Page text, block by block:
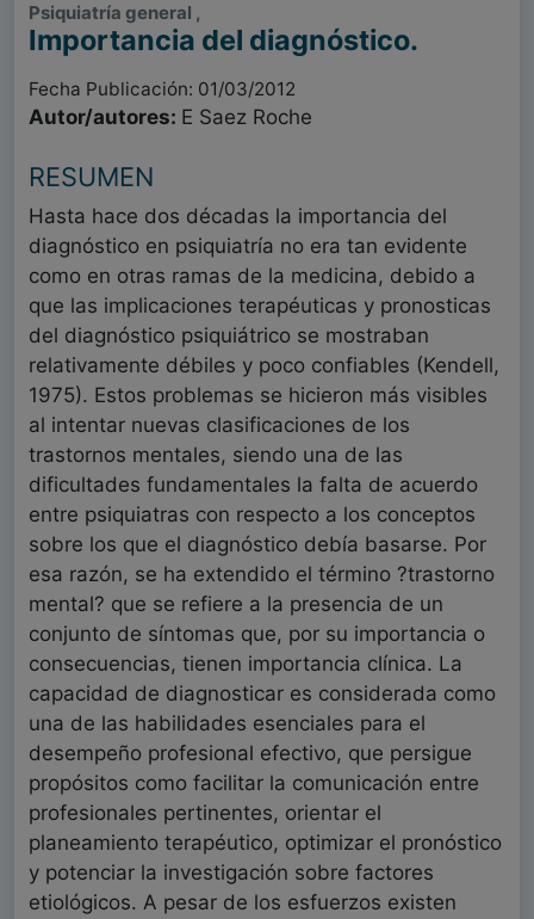
Psiquiatría general ,
Importancia del diagnóstico.
Fecha Publicación: 01/03/2012
Autor/autores: E Saez Roche
RESUMEN
Hasta hace dos décadas la importancia del
diagnóstico en psiquiatría no era tan evidente
como en otras ramas de la medicina, debido a
que las implicaciones terapéuticas y pronosticas
del diagnóstico psiquiátrico se mostraban
relativamente débiles y poco confiables (Kendell,
1975). Estos problemas se hicieron más visibles
al intentar nuevas clasificaciones de los
trastornos mentales, siendo una de las
dificultades fundamentales la falta de acuerdo
entre psiquiatras con respecto a los conceptos
sobre los que el diagnóstico debía basarse. Por
esa razón, se ha extendido el término ?trastorno
mental? que se refiere a la presencia de un
conjunto de síntomas que, por su importancia o
consecuencias, tienen importancia clínica. La
capacidad de diagnosticar es considerada como
una de las habilidades esenciales para el
desempeño profesional efectivo, que persigue
propósitos como facilitar la comunicación entre
profesionales pertinentes, orientar el
planeamiento terapéutico, optimizar el pronóstico
y potenciar la investigación sobre factores
etiológicos. A pesar de los esfuerzos existen